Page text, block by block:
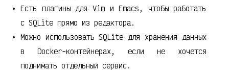
Есть плагины для Vim и Emacs, чтобы работать
с SQLite прямо из редактора.
Можно использовать SQLite для хранения данных
в Docker-контейнерах, если не хочется
поднимать отдельный сервис.